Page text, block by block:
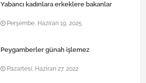
Yabancı kadınlara erkeklere bakanlar
Perşembe, Haziran 19, 2025
Peygamberler günah işlemez
Pazartesi, Haziran 27, 2022